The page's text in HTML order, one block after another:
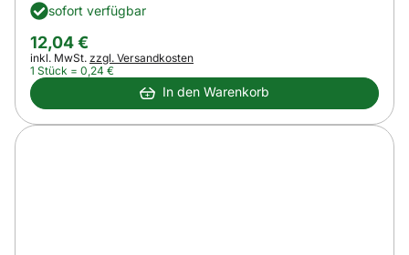
sofort verfügbar
12,04€
Steuerhinweis:
inkl. MwSt. zzgl. Versandkosten
1 Stück = 0,24 €
In den Warenkorb